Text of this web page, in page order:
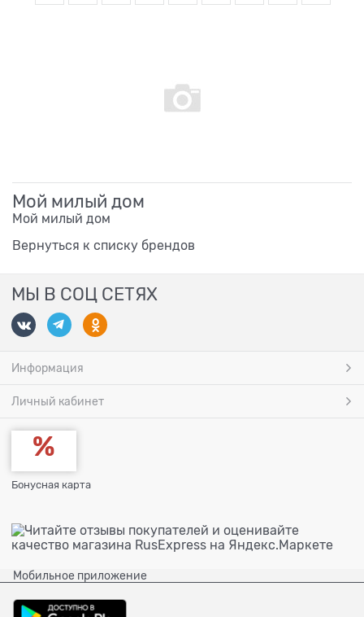
Мой милый дом
Мой милый дом
Вернуться к списку брендов
МЫ В СОЦ СЕТЯХ
Информация
Личный кабинет
Бонусная карта
Мобильное приложение